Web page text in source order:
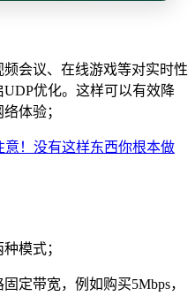
会议、在线游戏等对实时性
优化。这样可以有效降
体验；
意！没有这样东西你根本做
模式；
定带宽，例如购买5Mbps，